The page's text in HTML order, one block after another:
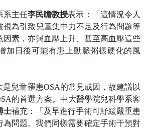
系主任李民瞻教授表示：「這情況令人
視為引致兒童集中力不足及行為問題等
因素，亦與血壓上升、甚至高血壓這些
加日後可能有患上動脈粥樣硬化的風
是兒童罹患OSA的常見成因，故建議以
的首選方案。 中大醫學院兒科學系客
士補充：「 及早進行手術可紓緩嚴重患
為問題。我們同樣需要確定手術干預對